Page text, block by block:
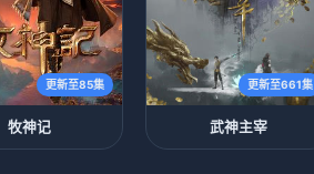
更新至85集
牧神记
更新至661集
武神主宰